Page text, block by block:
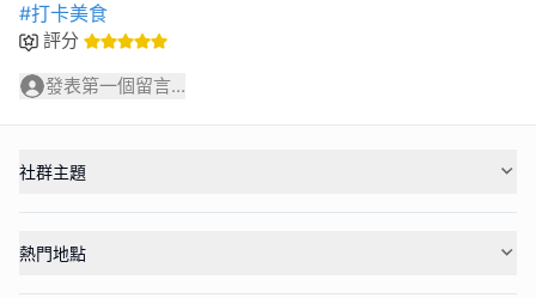
#打卡美食
評分
發表第一個留言...
社群主題
熱門地點